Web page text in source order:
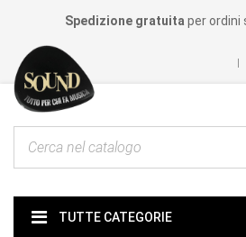
Spedizione gratuita per ordini
TUTTE CATEGORIE